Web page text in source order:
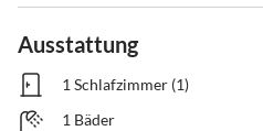
Ausstattung
1 Schlafzimmer (1)
1 Bäder